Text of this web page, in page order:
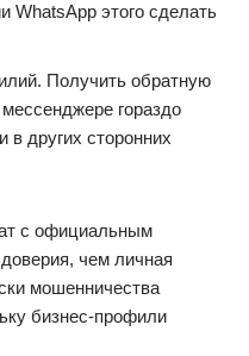
WhatsApp этого сделать
Получить обратную
гораздо
в других сторонних
с официальным
чем личная
мошенничества
бизнес-профили